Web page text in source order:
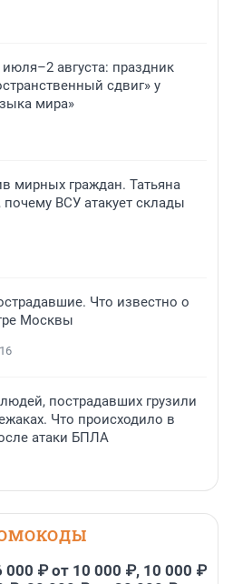
августа: праздник
сдвиг» у
мира»
мирных граждан. Татьяна
ВСУ атакует склады
Что известно о
Москвы
пострадавших грузили
Что происходило в
атаки БПЛА
000 ₽ от 10 000 ₽, 10 000 ₽